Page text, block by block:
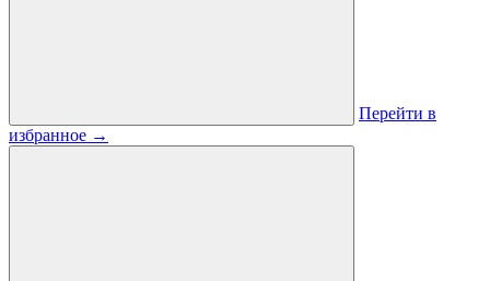
Перейти в
избранное →